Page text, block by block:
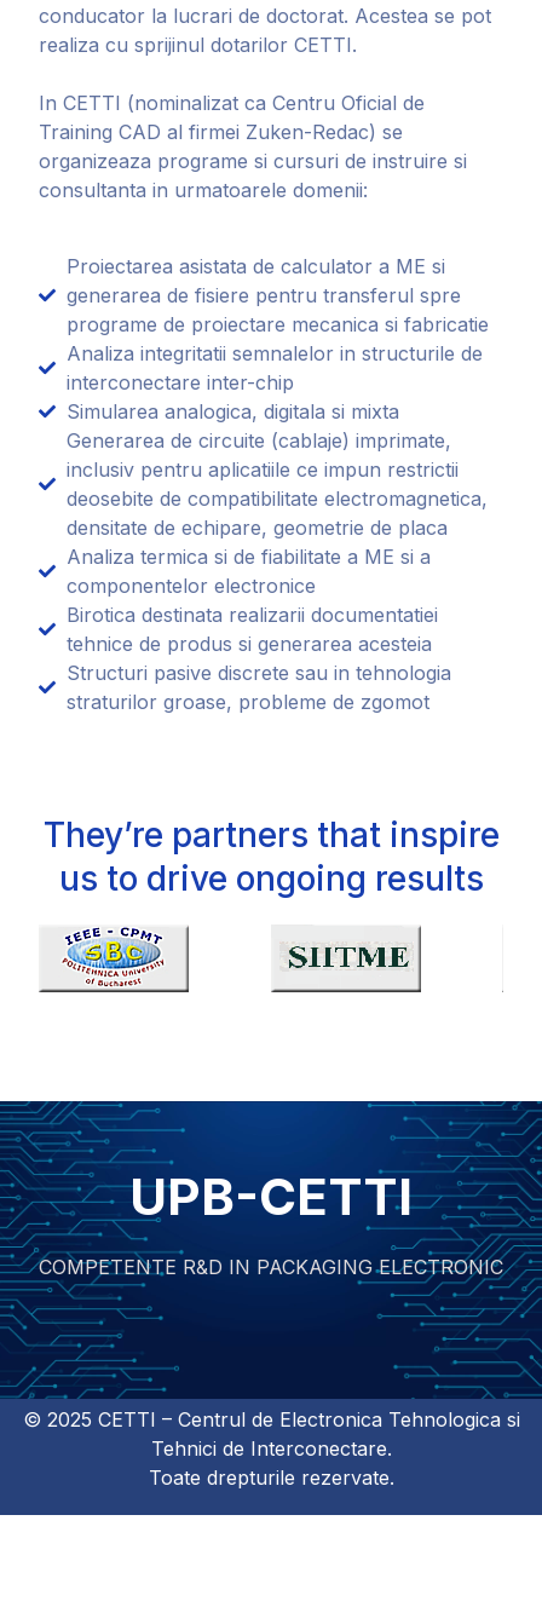
conducator la lucrari de doctorat. Acestea se pot
realiza cu sprijinul dotarilor CETTI.
In CETTI (nominalizat ca Centru Oficial de
Training CAD al firmei Zuken-Redac) se
organizeaza programe si cursuri de instruire si
consultanta in urmatoarele domenii:
Proiectarea asistata de calculator a ME si
generarea de fisiere pentru transferul spre
programe de proiectare mecanica si fabricatie
Analiza integritatii semnalelor in structurile de
interconectare inter-chip
Simularea analogica, digitala si mixta
Generarea de circuite (cablaje) imprimate,
inclusiv pentru aplicatiile ce impun restrictii
deosebite de compatibilitate electromagnetica,
densitate de echipare, geometrie de placa
Analiza termica si de fiabilitate a ME si a
componentelor electronice
Birotica destinata realizarii documentatiei
tehnice de produs si generarea acesteia
Structuri pasive discrete sau in tehnologia
straturilor groase, probleme de zgomot
They’re partners that inspire
us to drive ongoing results
UPB-CETTI
COMPETENTE R&D IN PACKAGING ELECTRONIC
© 2025 CETTI – Centrul de Electronica Tehnologica si
Tehnici de Interconectare.
Toate drepturile rezervate.